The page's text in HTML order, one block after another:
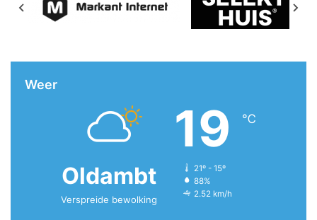
Weer
Oldambt
Verspreide bewolking
19 ℃
21º - 15º
88%
2.52 km/h